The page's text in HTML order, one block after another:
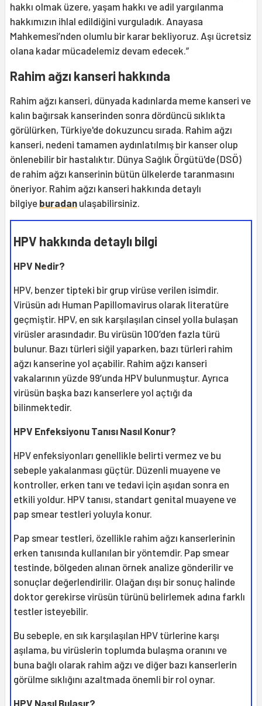
hakkı olmak üzere, yaşam hakkı ve adil yargılanma
hakkımızın ihlal edildiğini vurguladık. Anayasa
Mahkemesi’nden olumlu bir karar bekliyoruz. Aşı ücretsiz
olana kadar mücadelemiz devam edecek.”
Rahim ağzı kanseri hakkında
Rahim ağzı kanseri, dünyada kadınlarda meme kanseri ve
kalın bağırsak kanserinden sonra dördüncü sıklıkta
görülürken, Türkiye'de dokuzuncu sırada. Rahim ağzı
kanseri, nedeni tamamen aydınlatılmış bir kanser olup
önlenebilir bir hastalıktır. Dünya Sağlık Örgütü'de (DSÖ)
de rahim ağzı kanserinin bütün ülkelerde taranmasını
öneriyor. Rahim ağzı kanseri hakkında detaylı
bilgiye buradan ulaşabilirsiniz.
HPV hakkında detaylı bilgi
HPV Nedir?
HPV, benzer tipteki bir grup virüse verilen isimdir.
Virüsün adı Human Papillomavirus olarak literatüre
geçmiştir. HPV, en sık karşılaşılan cinsel yolla bulaşan
virüsler arasındadır. Bu virüsün 100’den fazla türü
bulunur. Bazı türleri siğil yaparken, bazı türleri rahim
ağzı kanserine yol açabilir. Rahim ağzı kanseri
vakalarının yüzde 99’unda HPV bulunmuştur. Ayrıca
virüsün başka bazı kanserlere yol açtığı da
bilinmektedir.
HPV Enfeksiyonu Tanısı Nasıl Konur?
HPV enfeksiyonları genellikle belirti vermez ve bu
sebeple yakalanması güçtür. Düzenli muayene ve
kontroller, erken tanı ve tedavi için aşıdan sonra en
etkili yoldur. HPV tanısı, standart genital muayene ve
pap smear testleri yoluyla konur.
Pap smear testleri, özellikle rahim ağzı kanserlerinin
erken tanısında kullanılan bir yöntemdir. Pap smear
testinde, bölgeden alınan örnek analize gönderilir ve
sonuçlar değerlendirilir. Olağan dışı bir sonuç halinde
doktor gerekirse virüsün türünü belirlemek adına farklı
testler isteyebilir.
Bu sebeple, en sık karşılaşılan HPV türlerine karşı
aşılama, bu virüslerin toplumda bulaşma oranını ve
buna bağlı olarak rahim ağzı ve diğer bazı kanserlerin
görülme sıklığını azaltmada önemli bir rol oynar.
HPV Nasıl Bulaşır?